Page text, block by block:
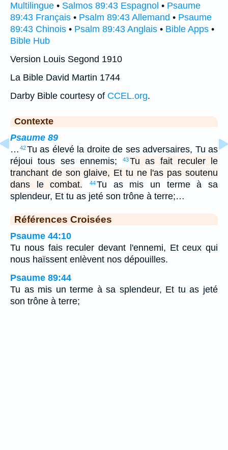
Multilingue • Salmos 89:43 Espagnol • Psaume
89:43 Français • Psalm 89:43 Allemand • Psaume
89:43 Chinois • Psalm 89:43 Anglais • Bible Apps •
Bible Hub
Version Louis Segond 1910
La Bible David Martin 1744
Darby Bible courtesy of CCEL.org.
Contexte
Psaume 89
… 42Tu as élevé la droite de ses adversaires, Tu as
réjoui tous ses ennemis;
43Tu as fait reculer le
tranchant de son glaive, Et tu ne l'as pas soutenu
dans le combat.
44Tu as mis un terme à sa
splendeur, Et tu as jeté son trône à terre;…
Références Croisées
Psaume 44:10
Tu nous fais reculer devant l'ennemi, Et ceux qui
nous haïssent enlèvent nos dépouilles.
Psaume 89:44
Tu as mis un terme à sa splendeur, Et tu as jeté
son trône à terre;